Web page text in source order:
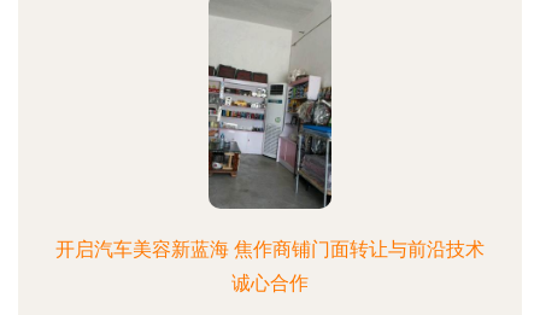
开启汽车美容新蓝海 焦作商铺门面转让与前沿技术
诚心合作